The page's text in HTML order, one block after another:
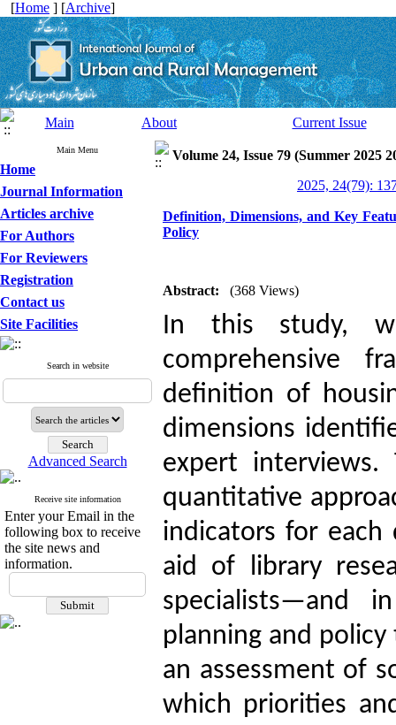
[Home ] [Archive]
Main About Current Issue
Main Menu
Home
Journal Information
Articles archive
For Authors
For Reviewers
Registration
Contact us
Site Facilities
Search in website
Advanced Search
Receive site information
Enter your Email in the
following box to receive
the site news and
information.
Volume 24, Issue 79 (Summer 2025
2025, 24(79):
Definition, Dimensions, and Key
Policy
Abstract: (368 Views)
In this study,
comprehensive
definition of
dimensions
expert interviews.
quantitative
indicators for
aid of library
specialists—and
planning and
an assessment of
which priorities